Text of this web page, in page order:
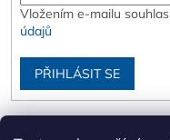
Vložením e-mailu
údajů
PŘIHLÁSIT SE